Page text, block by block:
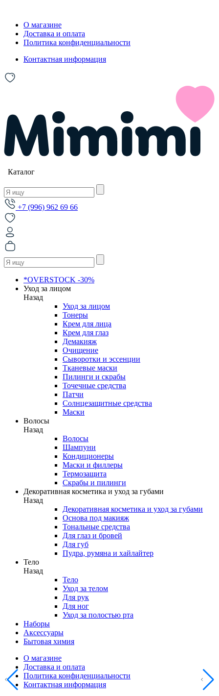
О магазине
Доставка и оплата
Политика конфиденциальности
Контактная информация
Каталог
+7 (996) 962 69 66
*OVERSTOCK -30%
Уход за лицом
Назад
Уход за лицом
Тонеры
Крем для лица
Крем для глаз
Демакияж
Очищение
Сыворотки и эссенции
Тканевые маски
Пилинги и скрабы
Точечные средства
Патчи
Солнцезащитные средства
Маски
Волосы
Назад
Волосы
Шампуни
Кондиционеры
Маски и филлеры
Термозащита
Скрабы и пилинги
Декоративная косметика и уход за губами
Назад
Декоративная косметика и уход за губами
Основа под макияж
Тональные средства
Для глаз и бровей
Для губ
Пудра, румяна и хайлайтер
Тело
Назад
Тело
Уход за телом
Для рук
Для ног
Уход за полостью рта
Наборы
Аксессуары
Бытовая химия
О магазине
Доставка и оплата
Политика конфиденциальности
Контактная информация